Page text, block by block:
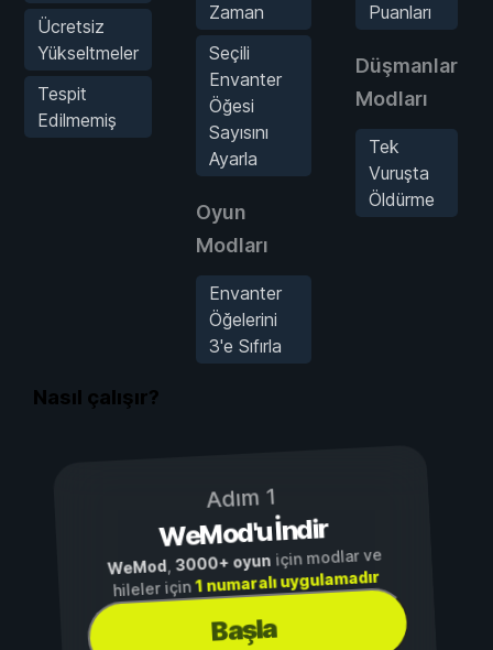
Ücretsiz
Yükseltmeler
Tespit
Edilmemiş
Zaman
Seçili
Envanter
Öğesi
Sayısını
Ayarla
Oyun
Modları
Envanter
Öğelerini
3'e Sıfırla
Puanları
Düşmanlar
Modları
Tek
Vuruşta
Öldürme
Nasıl çalışır?
Adım 1
WeMod'u İndir
WeMod,3000+ oyuniçin modlar ve
hileler için1 numaralı uygulamadır
Başla